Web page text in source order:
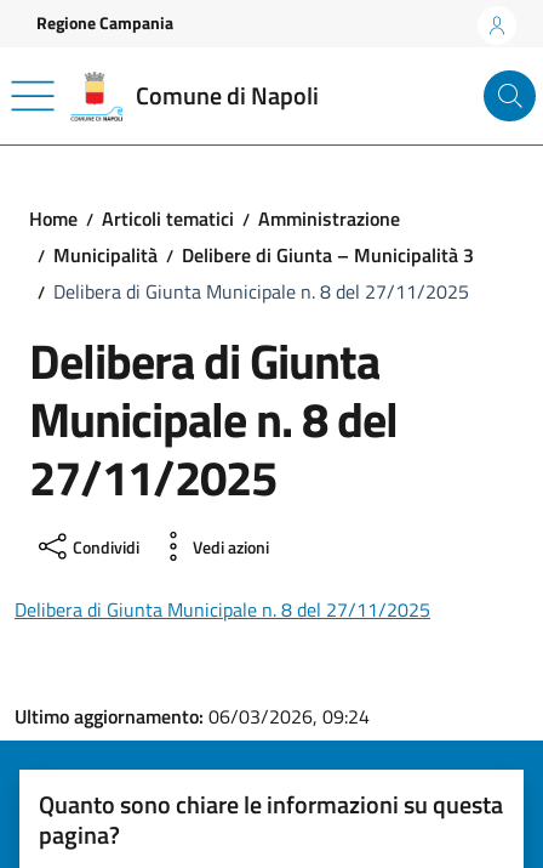
Vai ai contenuti
Vai al footer
Regione Campania
Comune di Napoli
Home Articoli tematici
Amministrazione
Municipalità
Delibere di Giunta – Municipalità 3
Delibera di Giunta Municipale n. 8 del 27/11/2025
Delibera di Giunta
Municipale n. 8 del
27/11/2025
Condividi Vedi azioni
Delibera di Giunta Municipale n. 8 del 27/11/2025
Ultimo aggiornamento: 06/03/2026, 09:24
Quanto sono chiare le informazioni su questa
pagina?